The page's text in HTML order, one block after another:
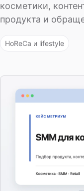
косметики,
продукта и
HoReCa и lifestyle